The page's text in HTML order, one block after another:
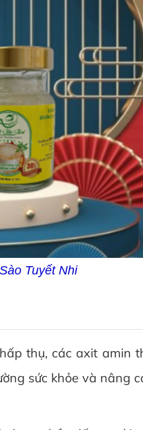
Tuyết Nhi
thụ, các axit amin
sức khỏe và nâng